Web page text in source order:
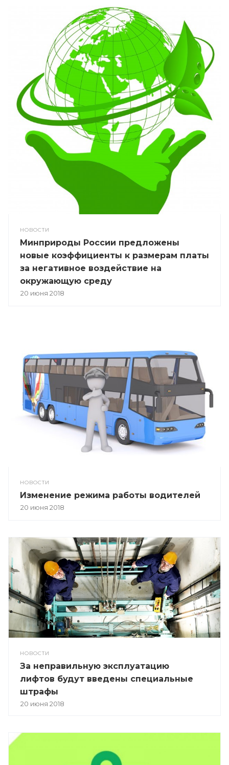
НОВОСТИ
Минприроды России предложены
новые коэффициенты к размерам платы
за негативное воздействие на
окружающую среду
20 июня 2018
НОВОСТИ
Изменение режима работы водителей
20 июня 2018
НОВОСТИ
За неправильную эксплуатацию
лифтов будут введены специальные
штрафы
20 июня 2018